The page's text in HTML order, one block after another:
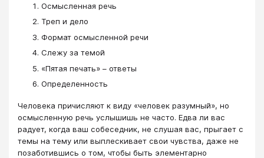
Осмысленная речь
Треп и дело
Формат осмысленной речи
Слежу за темой
«Пятая печать» – ответы
Определенность
Человека причисляют к виду «человек разумный», но
осмысленную речь услышишь не часто. Едва ли вас
радует, когда ваш собеседник, не слушая вас, прыгает с
темы на тему или выплескивает свои чувства, даже не
позаботившись о том, чтобы быть элементарно